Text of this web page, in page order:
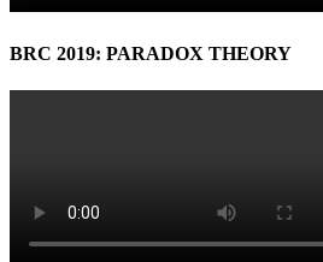
BRC 2019: PARADOX THEORY